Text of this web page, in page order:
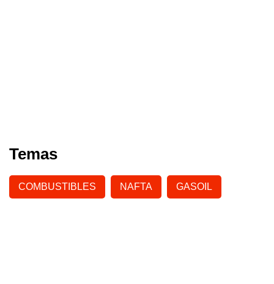
Temas
COMBUSTIBLES NAFTA GASOIL